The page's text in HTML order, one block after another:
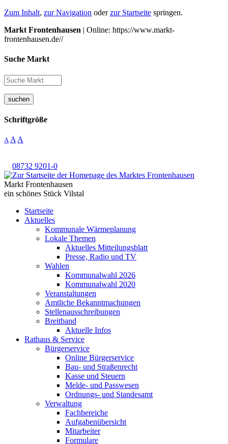
Zum Inhalt, zur Navigation oderzur Startseite springen.
Markt Frontenhausen | Online: https://www.markt-
frontenhausen.de//
Suche Markt
suchen
Schriftgröße
A A A
08732 9201-0
Markt Frontenhausen
ein schönes Stück Vilstal
Startseite
Aktuelles
Kommunale Wärmeplanung
Lokale Themen
Aktuelles Mitteilungsblatt
Presse, Radio und TV
Wahlen
Kommunalwahl 2026
Kommunalwahl 2020
Veranstaltungen
Amtliche Bekanntmachungen
Stellenausschreibungen
Breitband
Aktuelle Infos
Rathaus & Service
Bürgerservice
Online Bürgerservice
Bau- und Straßenrecht
Kasse und Steuern
Melde- und Passwesen
Ordnungs- und Standesamt
Verwaltung
Fachbereiche
Aufgabenübersicht
Mitarbeiter
Formulare